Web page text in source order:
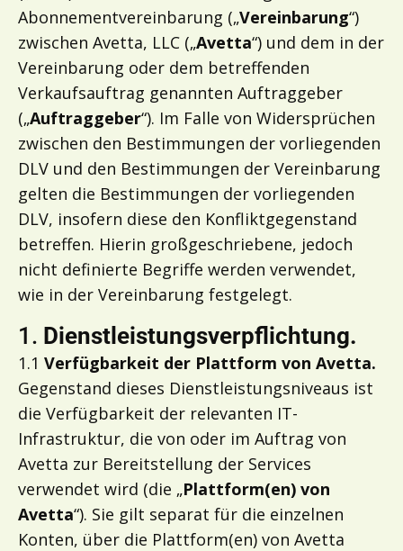
Abonnementvereinbarung („Vereinbarung“)
zwischen Avetta, LLC („Avetta“) und dem in der
Vereinbarung oder dem betreffenden
Verkaufsauftrag genannten Auftraggeber
(„Auftraggeber“). Im Falle von Widersprüchen
zwischen den Bestimmungen der vorliegenden
DLV und den Bestimmungen der Vereinbarung
gelten die Bestimmungen der vorliegenden
DLV, insofern diese den Konfliktgegenstand
betreffen. Hierin großgeschriebene, jedoch
nicht definierte Begriffe werden verwendet,
wie in der Vereinbarung festgelegt.
1. Dienstleistungsverpflichtung.
1.1 Verfügbarkeit der Plattform von Avetta.
Gegenstand dieses Dienstleistungsniveaus ist
die Verfügbarkeit der relevanten IT-
Infrastruktur, die von oder im Auftrag von
Avetta zur Bereitstellung der Services
verwendet wird (die „Plattform(en) von
Avetta“). Sie gilt separat für die einzelnen
Konten, über die Plattform(en) von Avetta